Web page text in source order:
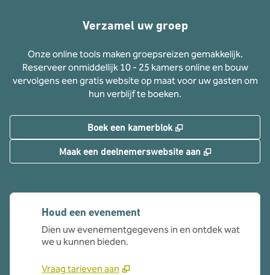
Verzamel uw groep
Onze online tools maken groepsreizen gemakkelijk.
Reserveer onmiddellijk 10 - 25 kamers online en bouw
vervolgens een gratis website op maat voor uw gasten om
hun verblijf te boeken.
Boek een kamerblok ,
Maak een deelnemerswebsite aan ,
Houd een evenement
Dien uw evenementgegevens in en ontdek wat
we u kunnen bieden.
Vraag tarieven aan